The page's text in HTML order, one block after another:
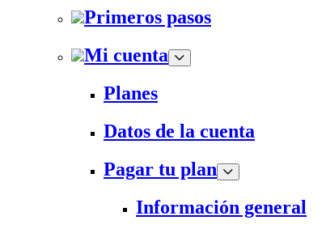
Primeros pasos
Mi cuenta
Planes
Datos de la cuenta
Pagar tu plan
Información general